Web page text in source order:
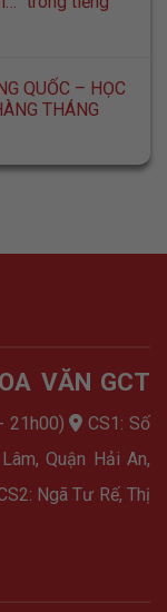
QUỐC – HỌC
THÁNG
VĂN GCT
21h00)
CS1: Số
Quận Hải An,
Ngã Tư Rế, Thị